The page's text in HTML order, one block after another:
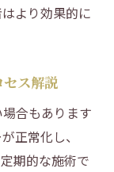
より効果的に
ス解説
合もあります
正常化し、
期的な施術で